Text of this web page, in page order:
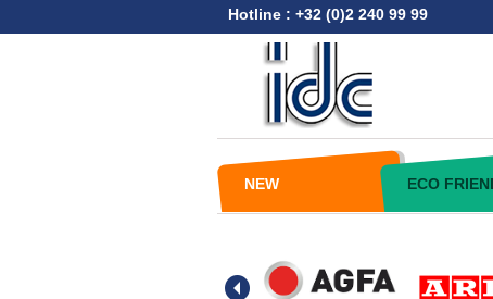
Hotline : +32 (0)2 240 99 99
NEW ECO